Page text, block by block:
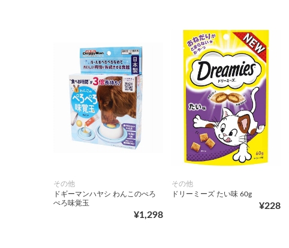
その他
ドギーマンハヤシ わんこのぺろ
ぺろ味覚玉
¥1,298
その他
ドリーミーズ たい味 60g
¥228